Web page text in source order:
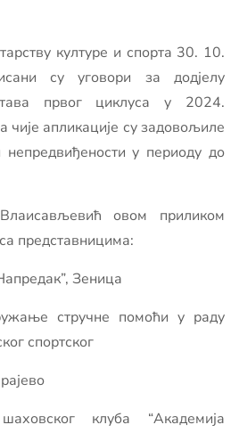
културе и спорта 30. 10.
су уговори за додјелу
првог циклуса у 2024.
чије апликације су задовољиле
непредвиђености у периоду до
овом приликом
представницима:
Зеница
стручне помоћи у раду
спортског
клуба “Академија